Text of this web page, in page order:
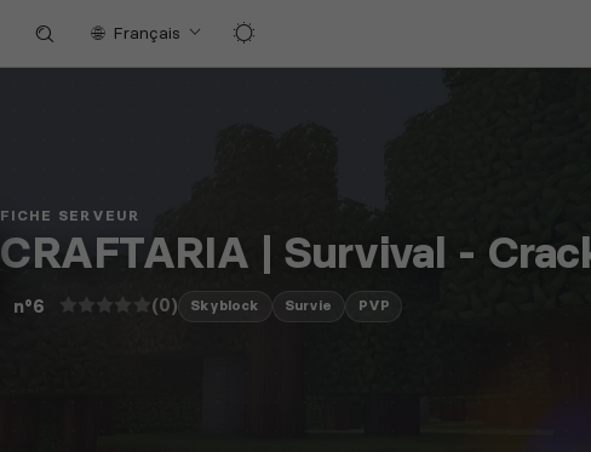
Français
FICHE SERVEUR
CRAFTARIA | Survival -
n°6 (0) Skyblock Survie PVP